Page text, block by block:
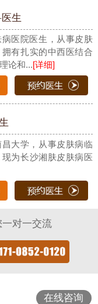
生
医院医生，从事皮肤
有扎实的中西医结合
论和...[详细]
大学，从事皮肤病临
为长沙湘肤皮肤病医
对一交流
在线咨询